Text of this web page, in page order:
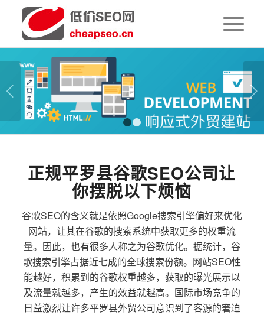
下一页
1 2
正规平罗县谷歌SEO公司让
你摆脱以下烦恼
谷歌SEO的含义就是依照Google搜索引擎偏好来优化
网站，让其在谷歌的搜索系统中获取更多的权重流
量。因此，也有很多人称之为谷歌优化。据统计，谷
歌搜索引擎占据近七成的全球搜索份额。网站SEO性
能越好，积累到的谷歌权重越多，获取的曝光展示以
及流量就越多，产生的效益就越高。国际市场竞争的
日益激烈让许多平罗县外贸公司意识到了客源的窘迫